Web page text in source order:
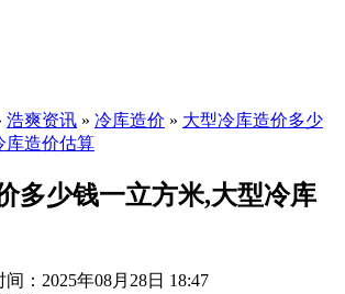
浩爽资讯 » 冷库造价 » 大型冷库造价多少
库造价估算
多少钱一立方米,大型冷库
间：2025年08月28日 18:47